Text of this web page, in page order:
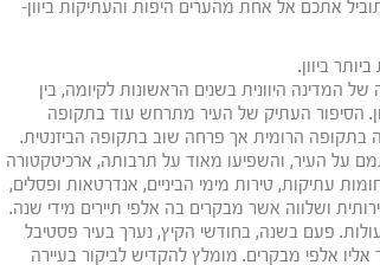
אתכם אל אחת מהערים היפות והעתיקות ביוון-
ביוון.
המדינה היוונית בשנים הראשונות לקיומה, בין
הסיפור העתיק של העיר מתרחש עוד בתקופה
בתקופה הרומית אך פרחה שוב בתקופה הביזנטית.
על העיר, והשפיעו מאוד על תרבותה, ארכיטקטורה
עתיקות, טירות מימי הביניים, אנדרטאות ופסלים,
ושלווה אשר מבקרים בה אלפי תיירים מידי שנה.
פעם בשנה, בחודשי הקיץ, נערך בעיר פסטיבל
אלפי מבקרים. מומלץ להקדיש לביקור בעיירה